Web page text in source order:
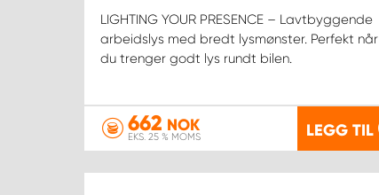
LIGHTING YOUR PRESENCE – Lavtbyggende
arbeidslys med bredt lysmønster. Perfekt når
du trenger godt lys rundt bilen.
662 NOK
EKS. 25 % MOMS LEGG TIL